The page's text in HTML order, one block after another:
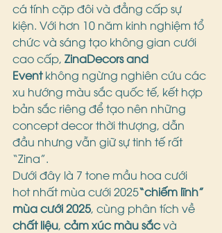
cá tính cặp đôi và đẳng cấp sự
kiện. Với hơn 10 năm kinh nghiệm tổ
chức và sáng tạo không gian cưới
cao cấp, ZinaDecors and
Event không ngừng nghiên cứu các
xu hướng màu sắc quốc tế, kết hợp
bản sắc riêng để tạo nên những
concept decor thời thượng, dẫn
đầu nhưng vẫn giữ sự tinh tế rất
“Zina”.
Dưới đây là 7 tone mầu hoa cưới
hot nhất mùa cưới 2025“chiếm lĩnh”
mùa cưới 2025, cùng phân tích về
chất liệu, cảm xúc màu sắc và